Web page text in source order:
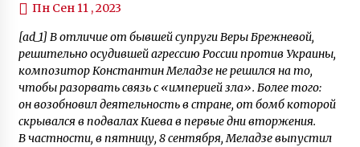
Пн Сен 11 , 2023
[ad_1] В отличие от бывшей супруги Веры Брежневой,
решительно осудившей агрессию России против Украины,
композитор Константин Меладзе не решился на то,
чтобы разорвать связь с «империей зла». Более того:
он возобновил деятельность в стране, от бомб которой
скрывался в подвалах Киева в первые дни вторжения.
В частности, в пятницу, 8 сентября, Меладзе выпустил